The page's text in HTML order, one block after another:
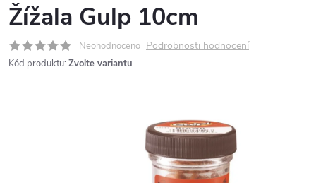
Žížala Gulp 10cm
Neohodnoceno Podrobnosti hodnocení
Kód produktu: Zvolte variantu